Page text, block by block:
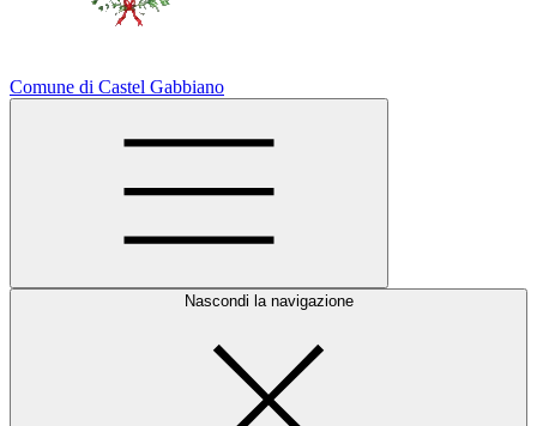
Comune di Castel Gabbiano
Nascondi la navigazione